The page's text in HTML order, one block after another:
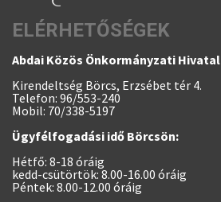
ELÉRHETŐSÉGEK
Abdai Közös Önkormányzati Hivatal
Kirendeltség Börcs, Erzsébet tér 4.
Telefon: 96/553-240
Mobil: 70/338-5197
Ügyfélfogadási idő Börcsön:
Hétfő: 8-18 óráig
kedd-csütörtök: 8.00-16.00 óráig
Péntek: 8.00-12.00 óráig